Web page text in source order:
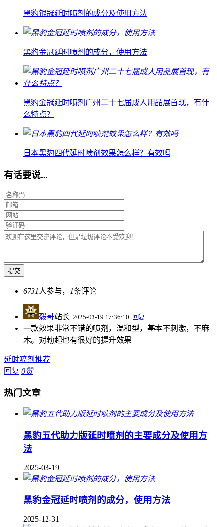
黑豹银冠延时喷剂的成分及使用方法
黑豹金冠延时喷剂的成分，使用方法
黑豹金冠延时喷剂广州二十七届成人用品展首现，有什
么特点？
日本黑豹四代延时喷剂效果怎么样？有效吗
有话要说...
6731 人参与， 1条评论
毅哥站长 2025-03-19 17:36:10 回复
一款效果非常不错的喷剂，温和型，基本不刺激，不麻
木。对勃起也有很好的提升效果
延时喷剂推荐
回复 0赞
热门文章
黑豹五代助力版延时喷剂的主要成分及使用方
法
2025-03-19
黑豹金冠延时喷剂的成分，使用方法
2025-12-31